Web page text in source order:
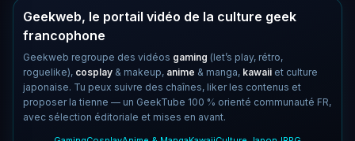
Geekweb, le portail vidéo de la culture geek
francophone
Geekweb regroupe des vidéos gaming (let’s play, rétro,
roguelike), cosplay & makeup, anime & manga, kawaii et culture
japonaise. Tu peux suivre des chaînes, liker les contenus et
proposer la tienne — un GeekTube 100 % orienté communauté FR,
avec sélection éditoriale et mises en avant.